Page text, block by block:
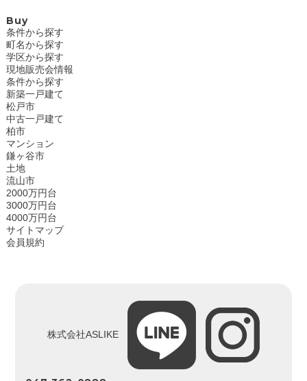
Buy
条件から探す
町名から探す
学区から探す
現地販売会情報
条件から探す
新築一戸建て
松戸市
中古一戸建て
柏市
マンション
鎌ヶ谷市
土地
流山市
2000万円台
3000万円台
4000万円台
サイトマップ
会員規約
株式会社ASLIKE